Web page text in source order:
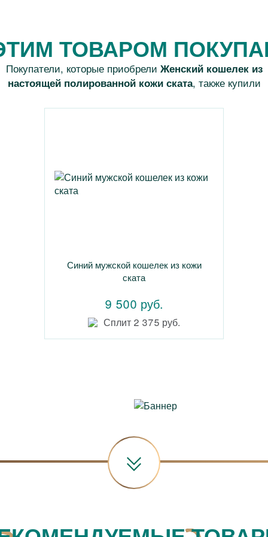
ТОВАРОМ
Покупатели, которые приобрели Женский кошелек из
настоящей полированной кожи ската, также купили
Синий мужской кошелек из кожи
ската
9 500 руб.
Сплит 2 375 руб.